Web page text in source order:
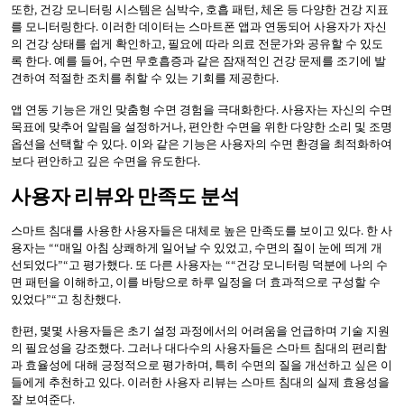
또한, 건강 모니터링 시스템은 심박수, 호흡 패턴, 체온 등 다양한 건강 지표
를 모니터링한다. 이러한 데이터는 스마트폰 앱과 연동되어 사용자가 자신
의 건강 상태를 쉽게 확인하고, 필요에 따라 의료 전문가와 공유할 수 있도
록 한다. 예를 들어, 수면 무호흡증과 같은 잠재적인 건강 문제를 조기에 발
견하여 적절한 조치를 취할 수 있는 기회를 제공한다.
앱 연동 기능은 개인 맞춤형 수면 경험을 극대화한다. 사용자는 자신의 수면
목표에 맞추어 알림을 설정하거나, 편안한 수면을 위한 다양한 소리 및 조명
옵션을 선택할 수 있다. 이와 같은 기능은 사용자의 수면 환경을 최적화하여
보다 편안하고 깊은 수면을 유도한다.
사용자 리뷰와 만족도 분석
스마트 침대를 사용한 사용자들은 대체로 높은 만족도를 보이고 있다. 한 사
용자는 ““매일 아침 상쾌하게 일어날 수 있었고, 수면의 질이 눈에 띄게 개
선되었다”“고 평가했다. 또 다른 사용자는 ““건강 모니터링 덕분에 나의 수
면 패턴을 이해하고, 이를 바탕으로 하루 일정을 더 효과적으로 구성할 수
있었다”“고 칭찬했다.
한편, 몇몇 사용자들은 초기 설정 과정에서의 어려움을 언급하며 기술 지원
의 필요성을 강조했다. 그러나 대다수의 사용자들은 스마트 침대의 편리함
과 효율성에 대해 긍정적으로 평가하며, 특히 수면의 질을 개선하고 싶은 이
들에게 추천하고 있다. 이러한 사용자 리뷰는 스마트 침대의 실제 효용성을
잘 보여준다.